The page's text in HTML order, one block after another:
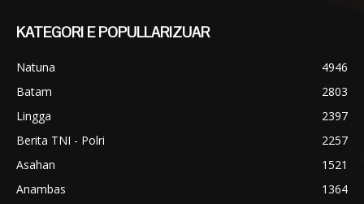
KATEGORI E POPULLARIZUAR
Natuna
4946
Batam
2803
Lingga
2397
Berita TNI - Polri
2257
Asahan
1521
Anambas
1364